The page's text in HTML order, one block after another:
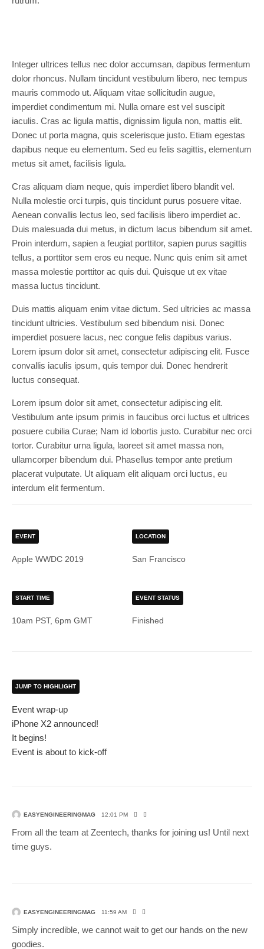
Integer ultrices tellus nec dolor accumsan, dapibus fermentum
dolor rhoncus. Nullam tincidunt vestibulum libero, nec tempus
mauris commodo ut. Aliquam vitae sollicitudin augue,
imperdiet condimentum mi. Nulla ornare est vel suscipit
iaculis. Cras ac ligula mattis, dignissim ligula non, mattis elit.
Donec ut porta magna, quis scelerisque justo. Etiam egestas
dapibus neque eu elementum. Sed eu felis sagittis, elementum
metus sit amet, facilisis ligula.
Cras aliquam diam neque, quis imperdiet libero blandit vel.
Nulla molestie orci turpis, quis tincidunt purus posuere vitae.
Aenean convallis lectus leo, sed facilisis libero imperdiet ac.
Duis malesuada dui metus, in dictum lacus bibendum sit amet.
Proin interdum, sapien a feugiat porttitor, sapien purus sagittis
tellus, a porttitor sem eros eu neque. Nunc quis enim sit amet
massa molestie porttitor ac quis dui. Quisque ut ex vitae
massa luctus tincidunt.
Duis mattis aliquam enim vitae dictum. Sed ultricies ac massa
tincidunt ultricies. Vestibulum sed bibendum nisi. Donec
imperdiet posuere lacus, nec congue felis dapibus varius.
Lorem ipsum dolor sit amet, consectetur adipiscing elit. Fusce
convallis iaculis ipsum, quis tempor dui. Donec hendrerit
luctus consequat.
Lorem ipsum dolor sit amet, consectetur adipiscing elit.
Vestibulum ante ipsum primis in faucibus orci luctus et ultrices
posuere cubilia Curae; Nam id lobortis justo. Curabitur nec orci
tortor. Curabitur urna ligula, laoreet sit amet massa non,
ullamcorper bibendum dui. Phasellus tempor ante pretium
placerat vulputate. Ut aliquam elit aliquam orci luctus, eu
interdum elit fermentum.
EVENT
Apple WWDC 2019
LOCATION
San Francisco
START TIME
10am PST, 6pm GMT
EVENT STATUS
Finished
JUMP TO HIGHLIGHT
Event wrap-up
iPhone X2 announced!
It begins!
Event is about to kick-off
EASYENGINEERINGMAG 12:01 PM
From all the team at Zeentech, thanks for joining us! Until next
time guys.
EASYENGINEERINGMAG 11:59 AM
Simply incredible, we cannot wait to get our hands on the new
goodies.